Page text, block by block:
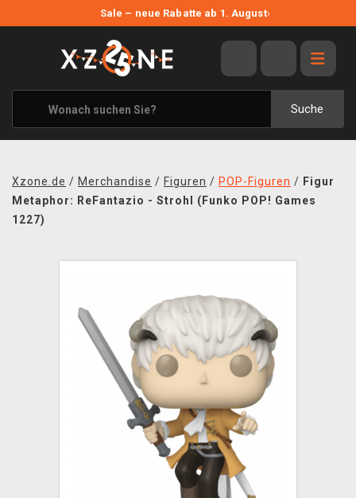
Sale – neue Rabatte ab 1. August›
Suche
ANGEBOTE
ALLE MARKEN
XZONE ORIGINALS
KLEIDUNG & ACCESSOIRES
BÜCHER & COMICS
Xzone.de / Merchandise / Figuren / POP-Figuren / Figur
Metaphor: ReFantazio - Strohl (Funko POP! Games
1227)